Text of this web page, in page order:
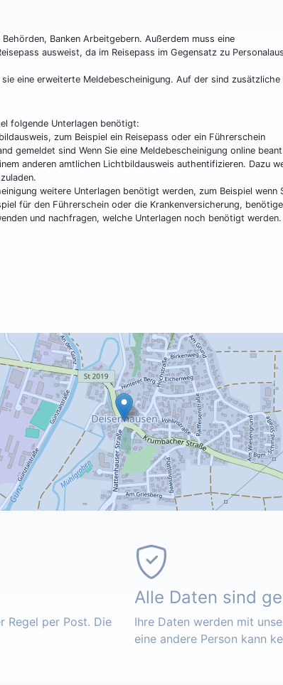
Banken Arbeitgebern. Außerdem muss eine
ausweist, da im Reisepass im Gegensatz zu
eine erweiterte Meldebescheinigung. Auf der sind zusätzliche
folgende Unterlagen benötigt:
zum Beispiel ein Reisepass oder ein Führerschein
gemeldet sind Wenn Sie eine Meldebescheinigung online
anderen amtlichen Lichtbildausweis authentifizieren. Dazu
weitere Unterlagen benötigt werden, zum Beispiel wenn
für den Führerschein oder die Krankenversicherung,
und nachfragen, welche Unterlagen noch benötigt werden.
Regel per Post. Die
Alle Daten sind
Ihre Daten werden mit
eine andere Person kann